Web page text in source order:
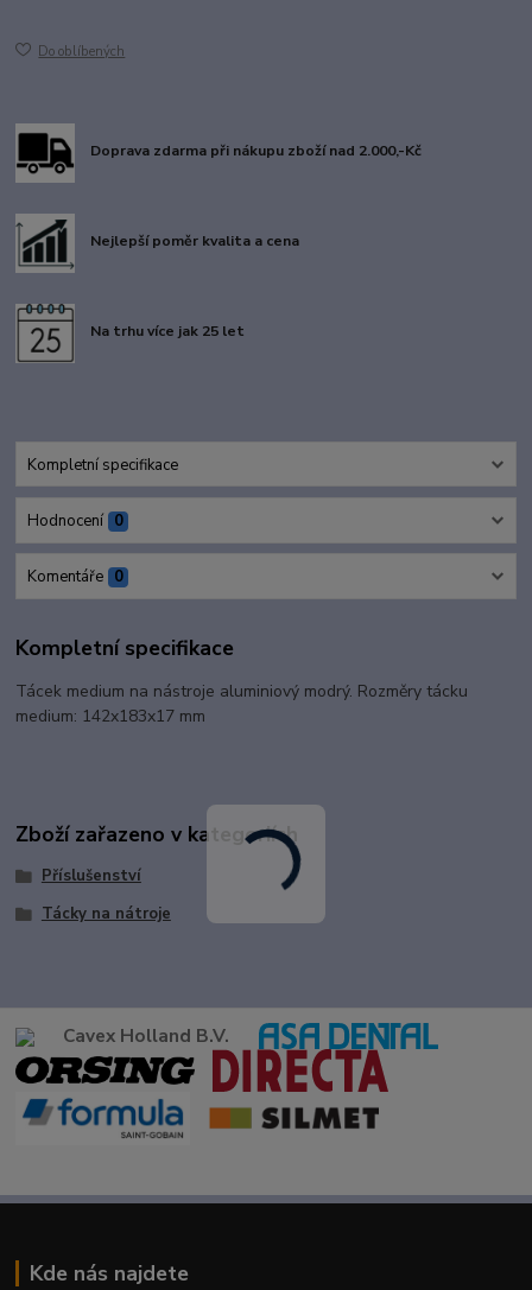
Do oblíbených
Doprava zdarma při nákupu zboží nad 2.000,-Kč
Nejlepší poměr kvalita a cena
Na trhu více jak 25 let
Kompletní specifikace
Hodnocení 0
Komentáře 0
Kompletní specifikace
Tácek medium na nástroje aluminiový modrý. Rozměry tácku
medium: 142x183x17 mm
Zboží zařazeno v kategoriích
Příslušenství
Tácky na nátroje
Cavex Holland B.V.
Kde nás najdete